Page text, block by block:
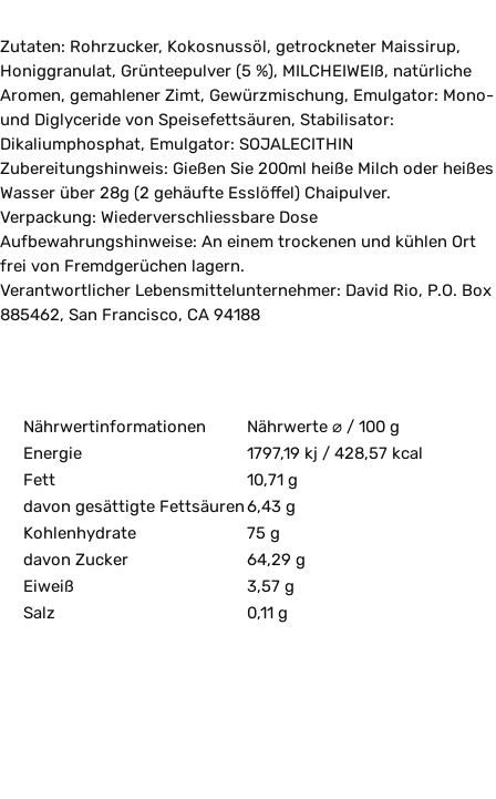
Zutaten: Rohrzucker, Kokosnussöl, getrockneter Maissirup,
Honiggranulat, Grünteepulver (5 %), MILCHEIWEIß, natürliche
Aromen, gemahlener Zimt, Gewürzmischung, Emulgator: Mono-
und Diglyceride von Speisefettsäuren, Stabilisator:
Dikaliumphosphat, Emulgator: SOJALECITHIN
Zubereitungshinweis: Gießen Sie 200ml heiße Milch oder heißes
Wasser über 28g (2 gehäufte Esslöffel) Chaipulver.
Verpackung: Wiederverschliessbare Dose
Aufbewahrungshinweise: An einem trockenen und kühlen Ort
frei von Fremdgerüchen lagern.
Verantwortlicher Lebensmittelunternehmer: David Rio, P.O. Box
885462, San Francisco, CA 94188​
Nährwertinformationen
Nährwerte ⌀ / 100 g
Energie
1797,19 kj / 428,57 kcal
Fett
10,71 g
davon gesättigte Fettsäuren6,43 g
Kohlenhydrate
75 g
davon Zucker
64,29 g
Eiweiß
3,57 g
Salz
0,11 g